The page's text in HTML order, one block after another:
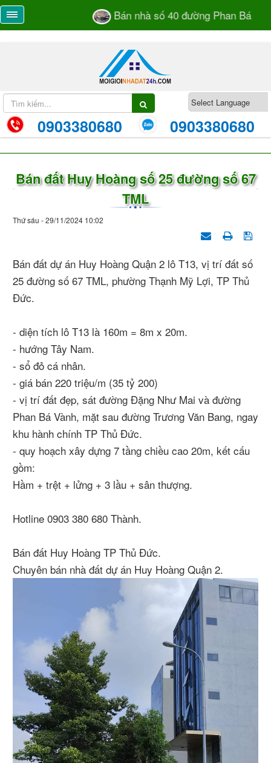
Bán nhà số 40 đường Phan Bá Vành
0903380680 0903380680
Bán đất Huy Hoàng số 25 đường số 67
TML
Thứ sáu - 29/11/2024 10:02
Bán đất dự án Huy Hoàng Quận 2 lô T13, vị trí đất số
25 đường số 67 TML, phường Thạnh Mỹ Lợi, TP Thủ
Đức.
- diện tích lô T13 là 160m = 8m x 20m.
- hướng Tây Nam.
- sổ đỏ cá nhân.
- giá bán 220 triệu/m (35 tỷ 200)
- vị trí đất đẹp, sát đường Đặng Như Mai và đường
Phan Bá Vành, mặt sau đường Trương Văn Bang, ngay
khu hành chính TP Thủ Đức.
- quy hoạch xây dựng 7 tầng chiều cao 20m, kết cấu
gồm:
Hầm + trệt + lửng + 3 lầu + sân thượng.
Hotline 0903 380 680 Thành.
Bán đất Huy Hoàng TP Thủ Đức.
Chuyên bán nhà đất dự án Huy Hoàng Quận 2.